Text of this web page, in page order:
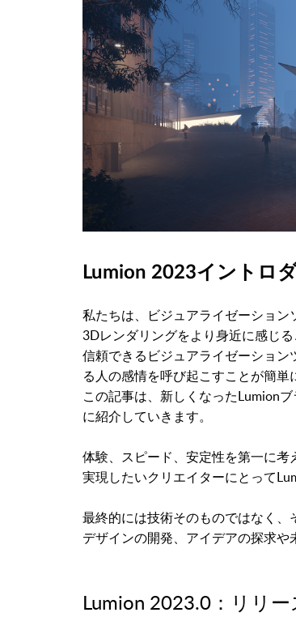
Lumion 2023イントロ
私たちは、ビジュアライゼーショ
3Dレンダリングをより身近に感じ
信頼できるビジュアライゼーショ
る人の感情を呼び起こすことが簡単
この記事は、新しくなったLumion
に紹介していきます。
体験、スピード、安定性を第一に
実現したいクリエイターにとって
最終的には技術そのものではなく、
デザインの開発、アイデアの探求や
Lumion 2023.0：リリー